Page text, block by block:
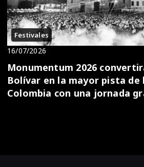
Festivales
16/07/2026
Monumentum 2026
Bolívar en la mayor pista de
Colombia con una jornada